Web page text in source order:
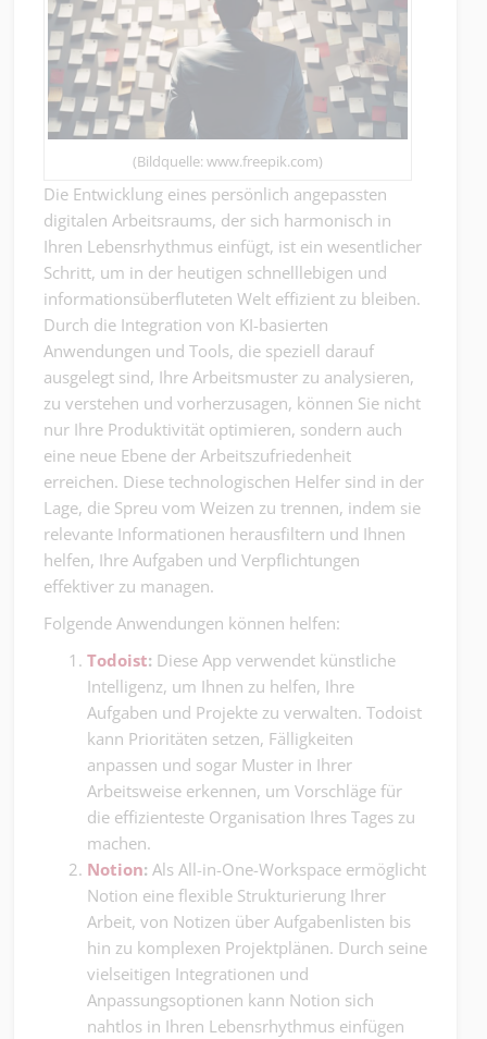
(Bildquelle: www.freepik.com)
Die Entwicklung eines persönlich angepassten
digitalen Arbeitsraums, der sich harmonisch in
Ihren Lebensrhythmus einfügt, ist ein wesentlicher
Schritt, um in der heutigen schnelllebigen und
informationsüberfluteten Welt effizient zu bleiben.
Durch die Integration von KI-basierten
Anwendungen und Tools, die speziell darauf
ausgelegt sind, Ihre Arbeitsmuster zu analysieren,
zu verstehen und vorherzusagen, können Sie nicht
nur Ihre Produktivität optimieren, sondern auch
eine neue Ebene der Arbeitszufriedenheit
erreichen. Diese technologischen Helfer sind in der
Lage, die Spreu vom Weizen zu trennen, indem sie
relevante Informationen herausfiltern und Ihnen
helfen, Ihre Aufgaben und Verpflichtungen
effektiver zu managen.
Folgende Anwendungen können helfen:
Todoist: Diese App verwendet künstliche
Intelligenz, um Ihnen zu helfen, Ihre
Aufgaben und Projekte zu verwalten. Todoist
kann Prioritäten setzen, Fälligkeiten
anpassen und sogar Muster in Ihrer
Arbeitsweise erkennen, um Vorschläge für
die effizienteste Organisation Ihres Tages zu
machen.
Notion: Als All-in-One-Workspace ermöglicht
Notion eine flexible Strukturierung Ihrer
Arbeit, von Notizen über Aufgabenlisten bis
hin zu komplexen Projektplänen. Durch seine
vielseitigen Integrationen und
Anpassungsoptionen kann Notion sich
nahtlos in Ihren Lebensrhythmus einfügen